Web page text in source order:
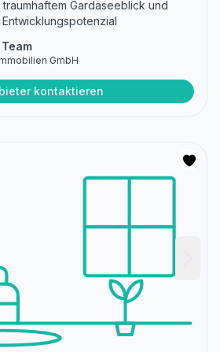
traumhaftem Gardaseeblick und
Team
GmbH
kontaktieren